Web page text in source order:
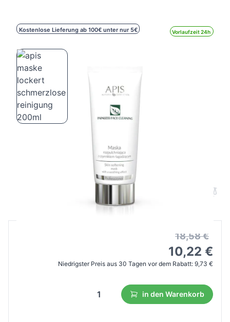
Kostenlose Lieferung ab 100€ unter nur 5€ Vorlaufzeit 24h
apis maske lockert schmerzlose
reinigung 200ml
Endverbraucherpreis
18,58 €
10,22 €
Niedrigster Preis aus 30 Tagen vor dem Rabatt: 9,73 €
in den Warenkorb